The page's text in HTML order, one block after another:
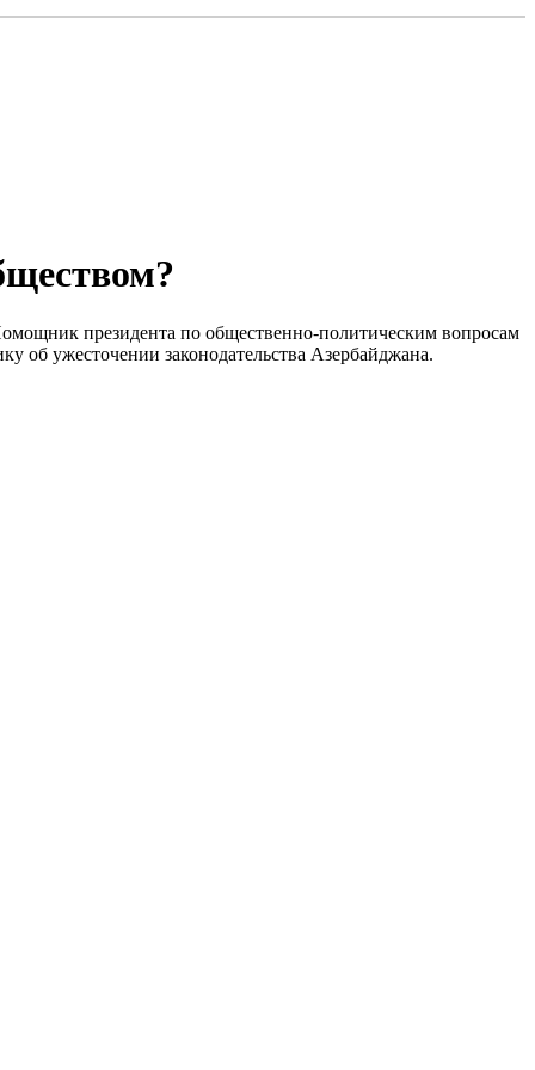
президента по общественно-политическим вопросам
об ужесточении законодательства Азербайджана.